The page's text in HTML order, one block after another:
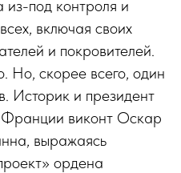
из-под контроля и
включая своих
и покровителей.
Но, скорее всего, один
Историк и президент
Франции виконт Оскар
выражаясь
ордена